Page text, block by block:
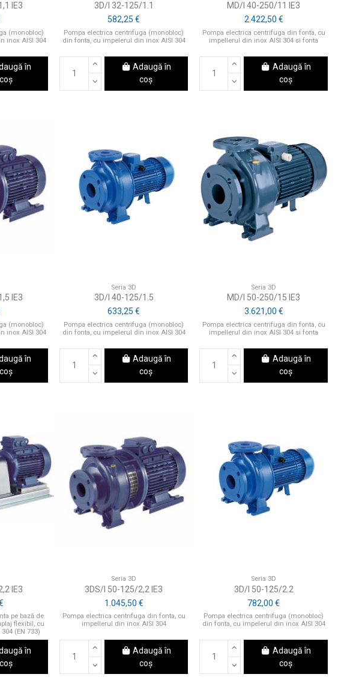
IE3
(monobloc)
inox AISI 304
în
coș
3D/I 32-125/1.1
582,25 €
Pompa electrica centrifuga (monobloc)
din fonta, cu impelerul din inox AISI 304
Adaugă în
coș
MD/I 40-250/11 IE3
2.422,50 €
Pompa electrica centrifuga din fonta, cu
impellerul din inox AISI 304 si fonta
Adaugă în
coș
IE3
(monobloc)
inox AISI 304
în
coș
Seria 3D
3D/I 40-125/1.5
633,25 €
Pompa electrica centrifuga (monobloc)
din fonta, cu impelerul din inox AISI 304
Adaugă în
coș
Seria 3D
MD/I 50-250/15 IE3
3.621,00 €
Pompa electrica centrifuga din fonta, cu
impellerul din inox AISI 304 si fonta
Adaugă în
coș
IE3
pe bază de
flexibil, cu
(EN 733)
în
coș
Seria 3D
3DS/I 50-125/2,2 IE3
1.045,50 €
Pompa electrica centrifuga din fonta, cu
impellerul din inox AISI 304
Adaugă în
coș
Seria 3D
3D/I 50-125/2.2
782,00 €
Pompa electrica centrifuga (monobloc)
din fonta, cu impelerul din inox AISI 304
Adaugă în
coș